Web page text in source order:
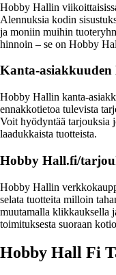
Hobby Hallin
Alennuksia kodin
ja moniin muihin
hinnoin – se on Hobby
Kanta-asiakkuuden
Hobby Hallin kanta-
ennakkotietoa tulevista
Voit hyödyntää tarjouksia
laadukkaista tuotteista.
Hobby Hall.fi/
Hobby Hallin
selata tuotteita milloin
muutamalla klikkauksella
toimituksesta suoraan
Hobby Hall Fi